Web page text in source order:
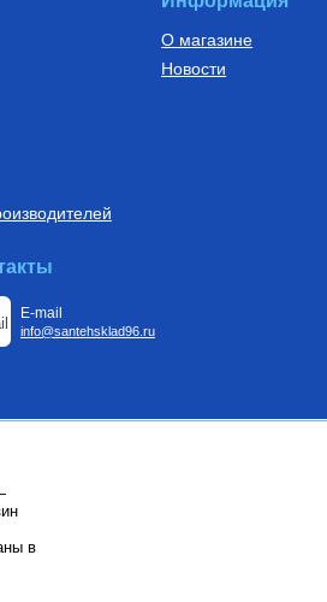
О магазине
Новости
E-mail
info@santehsklad96.ru
в